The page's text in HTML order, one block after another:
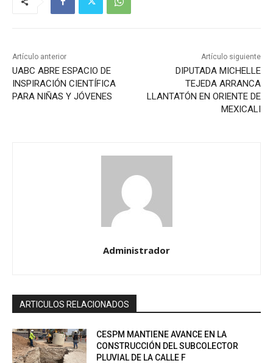
Artículo anterior
UABC ABRE ESPACIO DE
INSPIRACIÓN CIENTÍFICA
PARA NIÑAS Y JÓVENES
Artículo siguiente
DIPUTADA MICHELLE
TEJEDA ARRANCA
LLANTATÓN EN ORIENTE DE
MEXICALI
Administrador
ARTICULOS RELACIONADOS
CESPM MANTIENE AVANCE EN LA
CONSTRUCCIÓN DEL SUBCOLECTOR
PLUVIAL DE LA CALLE F